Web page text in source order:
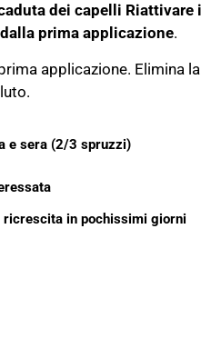
dei capelli Riattivare i
prima applicazione.
applicazione. Elimina la
e sera (2/3 spruzzi)
ricrescita in pochissimi giorni